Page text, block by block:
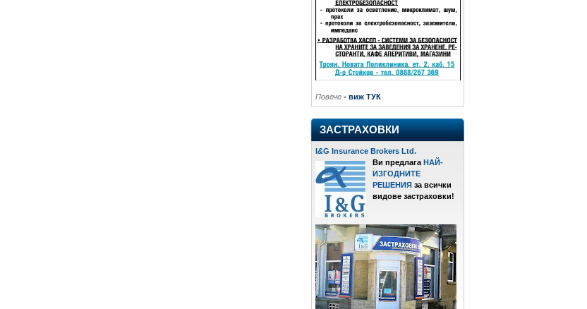
Повече - виж ТУК
ЗАСТРАХОВКИ
I&G Insurance Brokers Ltd.
Ви предлага НАЙ-
ИЗГОДНИТЕ
РЕШЕНИЯ за всички
видове застраховки!